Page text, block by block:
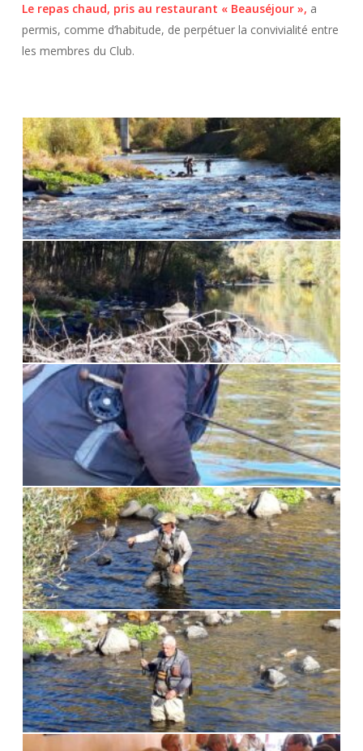
Le repas chaud, pris au restaurant « Beauséjour », a
permis, comme d’habitude, de perpétuer la convivialité entre
les membres du Club.